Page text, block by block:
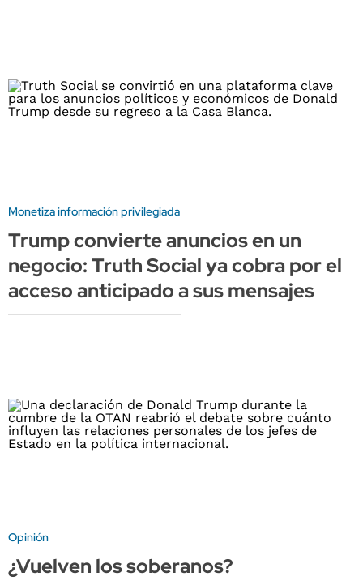
Monetiza información privilegiada
Trump convierte anuncios en un
negocio: Truth Social ya cobra por el
acceso anticipado a sus mensajes
Opinión
¿Vuelven los soberanos?